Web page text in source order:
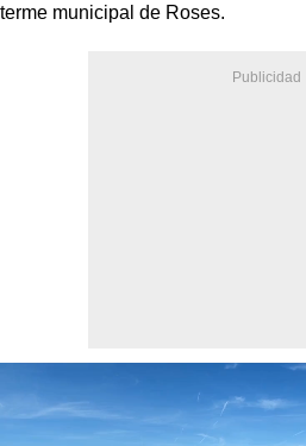
terme municipal de Roses.